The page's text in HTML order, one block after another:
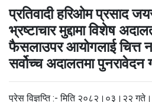
प्रतिवादी हरिओम प्रसाद
भ्रष्टाचार मुद्दामा विशेष
फैसलाउपर आयोगलाई चित्त
सर्वोच्च अदालतमा पुनरावेदन
प्रेस विज्ञप्ति :- मिति २०८२।०३।२२ गते।